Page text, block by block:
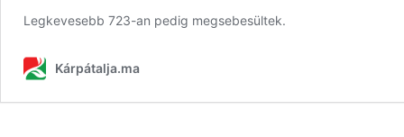
Legkevesebb 723-an pedig megsebesültek.
Kárpátalja.ma